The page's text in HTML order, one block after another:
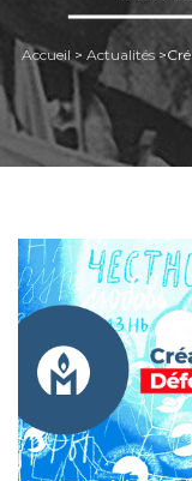
Accueil > Actualités >